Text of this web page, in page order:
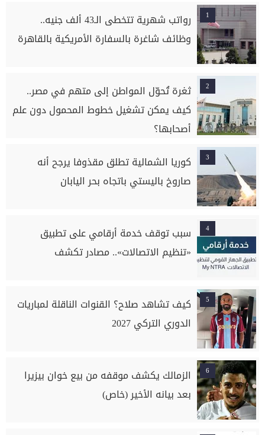
1
رواتب شهرية تتخطى الـ43 ألف جنيه..
وظائف شاغرة بالسفارة الأمريكية بالقاهرة
2
ثغرة تُحوّل المواطن إلى متهم في مصر..
كيف يمكن تشغيل خطوط المحمول دون علم
أصحابها؟
3
كوريا الشمالية تطلق مقذوفا يرجح أنه
صاروخ باليستي باتجاه بحر اليابان
4
سبب توقف خدمة أرقامي على تطبيق
«تنظيم الاتصالات».. مصادر تكشف
5
كيف تشاهد صلاح؟ القنوات الناقلة لمباريات
الدوري التركي 2027
6
الزمالك يكشف موقفه من بيع خوان بيزيرا
بعد بيانه الأخير (خاص)